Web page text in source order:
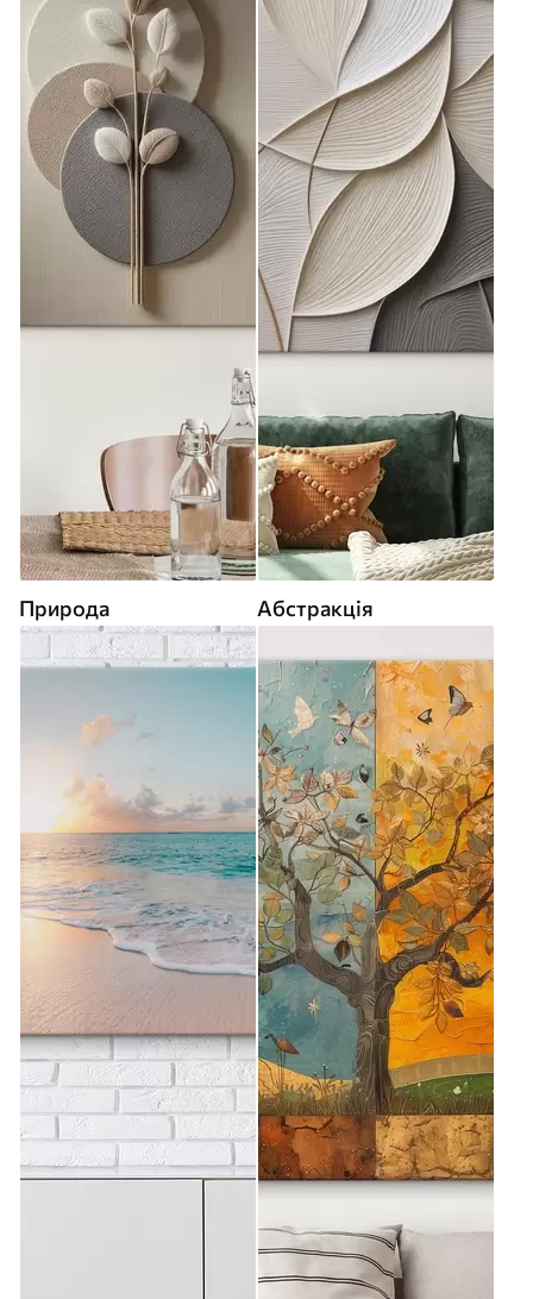
Природа Абстракція